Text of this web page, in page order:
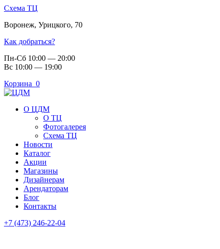
Схема ТЦ
Воронеж, Урицкого, 70
Как добраться?
Пн-Сб 10:00 — 20:00
Вс 10:00 — 19:00
Корзина 0
О ЦДМ
О ТЦ
Фотогалерея
Схема ТЦ
Новости
Каталог
Акции
Магазины
Дизайнерам
Арендаторам
Блог
Контакты
+7 (473) 246-22-04